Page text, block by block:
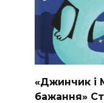
«Джинчик і
бажання»